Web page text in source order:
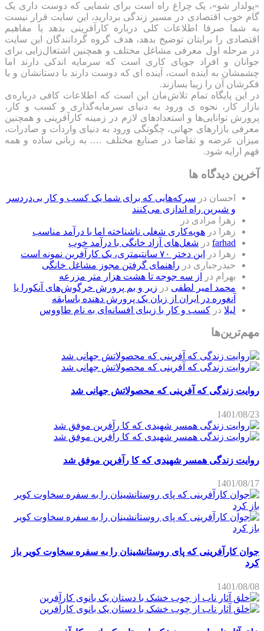
«پولدار شو»، یک چراغ راه است برای شمایی که دوست داری یک
گام خوب اقتصادی در مسیر زندگی بردارید، این سایت قرار نیست
به شما صرفا اطلاعات کلی درباره کارآفرینی بدهد یا مفاهیم
اقتصادی را برایتان توضیح بدهد، هدف گروه گردانندگان این سایت
در مرحله اول معرفی مشاغل مختلف و همچنین اشتغال‌زایی برای
جوانان و افراد جویای کاری است که سرمایه اندکی دارند اما
چشمشان به آینده است، آینده ای که دوست دارند با دستانشان و با
فکرشان آن را زیبا بسازند.
در این پایگاه تمام تلاش‌مان این است که ‌اطلاعات کافی درباره‌ی
بازار کار، نحوه ی ورود به دنیای سرمایه‌گذاری و کسب و کار،
پرورش توانایی‌ها و استعدادهای لازم در زمینه کارآفرینی و همچنین
معرفی بازارهای جهانی، چگونگی ورود به دنیای واردات و صادرات،
میزان عرضه و تقاضا در صنایع مختلف …. به زبانی ساده و همه
فهم ارایه شود.
آخرین دیدگاه ها
احسان در سرکه‌هایی که برای شما یک کسب و کار بی‌دردسر
و شیرین راه اندازی می‌کنند
زهرا مرادی در
زهرا
در هویه‌کاری شغلی ناشناخته اما با درآمد مناسب
farhad در شغل‌های آزاد خانگی با درآمد خوب
زهرا
در
این دختر ۷۰ سانتیمتری، یک کارآفرین نمونه است
حیدرجباری در راهنمای گرفتن مجوز مشاغل خانگی
بهرام در
از سه جوجه تا هشت هزار متر مزرعه
محمد امیر لطفی در زیر و بم پرورش خرگوش‌های آنکورا یا
آنغوره در ایران از زبان یک پرورش دهنده باسابقه
لیلا در کسب و کار با زیبای افسانه‌ای به نام طاووس
مهم‌ترین‌ها
روایت زندگی که آفرینی که محصولاتش جهانی شد
1401/08/23
روایت زندگی همسر شهیدی که کا رآفرین موفق شد
1401/08/17
جوان کارآفرینی که پای روستانشینان را به سفره سخاوت کویر باز
کرد
1401/08/08